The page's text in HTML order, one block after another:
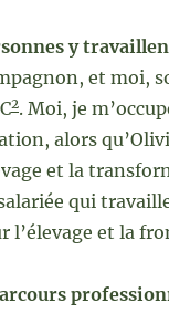
y
et moi,
2. Moi, je
alors
et la
qui
l’élevage et la